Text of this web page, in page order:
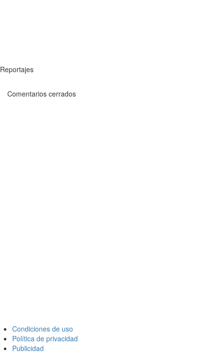
Reportajes
Comentarios cerrados
Condiciones de uso
Política de privacidad
Publicidad